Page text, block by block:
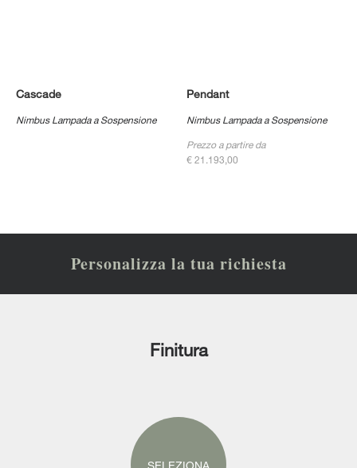
Cascade
Nimbus Lampada a Sospensione
Pendant
Nimbus Lampada a Sospensione
Prezzo a partire da
€ 21.193,00
Personalizza la tua richiesta
Finitura
SELEZIONA